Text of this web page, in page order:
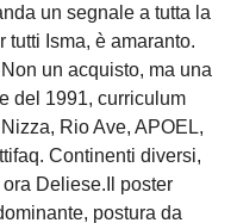
un segnale a tutta la
tutti Isma, è amaranto.
un acquisto, ma una
del 1991, curriculum
Rio Ave, APOEL,
Continenti diversi,
Deliese.Il poster
postura da